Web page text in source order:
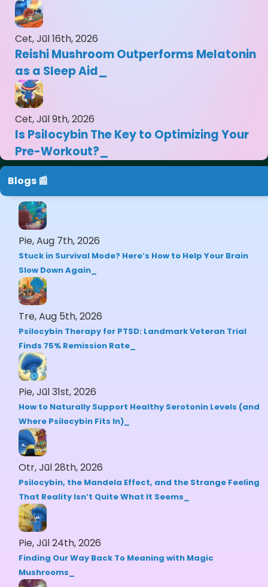
Cet, Jūl 16th, 2026
Reishi Mushroom Outperforms Melatonin
as a Sleep Aid
Cet, Jūl 9th, 2026
Is Psilocybin The Key to Optimizing Your
Pre-Workout?
Blogs 📰
Pie, Aug 7th, 2026
Stuck in Survival Mode? Here’s How to Help Your Brain
Slow Down Again
Tre, Aug 5th, 2026
Psilocybin Therapy for PTSD: Landmark Veteran Trial
Finds 75% Remission Rate
Pie, Jūl 31st, 2026
How to Naturally Support Healthy Serotonin Levels (and
Where Psilocybin Fits In)
Otr, Jūl 28th, 2026
Psilocybin, the Mandela Effect, and the Strange Feeling
That Reality Isn’t Quite What It Seems
Pie, Jūl 24th, 2026
Finding Our Way Back To Meaning with Magic
Mushrooms